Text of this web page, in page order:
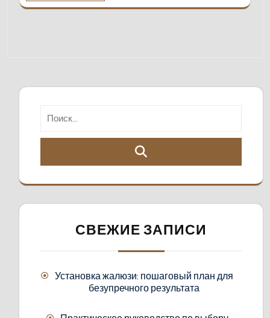
СВЕЖИЕ ЗАПИСИ
Установка жалюзи: пошаговый план для
безупречного результата